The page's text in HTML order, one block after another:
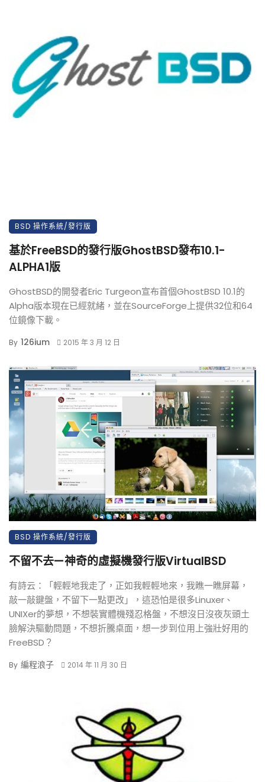
BSD 操作系統/發行版
基於FreeBSD的發行版GhostBSD發布10.1-
ALPHA1版
GhostBSD的開發者Eric Turgeon宣布首個GhostBSD 10.1的
Alpha版本現在已經就緒，並在SourceForge上提供32位和64
位鏡像下載。
By 126ium 2015 年 3 月 12 日
BSD 操作系統/發行版
不留不去—神奇的虛擬機發行版VirtualBSD
有詩云：「輕輕地我走了，正如我輕輕地來，我瞧一瞧屏幕，
敲一敲鍵盤，不留下一點更改」，這恐怕是很多Linuxer、
UNIXer的夢想，不想裝實體機殘忍格盤，不想沒日沒夜灰頭土
臉解決驅動問題，不想折騰桌面，想一步到位用上強壯好用的
FreeBSD？
By 編程浪子 2014 年 11 月 30 日